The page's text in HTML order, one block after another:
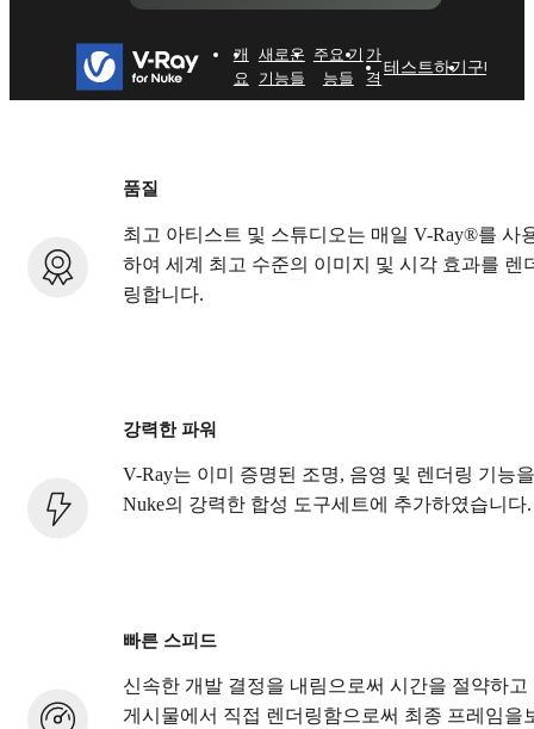
개
요
새로운
기능들
주요 기
능들
가
격 테스트하기구매하기
품질
최고 아티스트 및 스튜디오는 매일 V-Ray®를 사
하여 세계 최고 수준의 이미지 및 시각 효과를 렌
링합니다.
강력한 파워
V-Ray는 이미 증명된 조명, 음영 및 렌더링 기능을
Nuke의 강력한 합성 도구세트에 추가하였습니다.
빠른 스피드
신속한 개발 결정을 내림으로써 시간을 절약하고
게시물에서 직접 렌더링함으로써 최종 프레임을